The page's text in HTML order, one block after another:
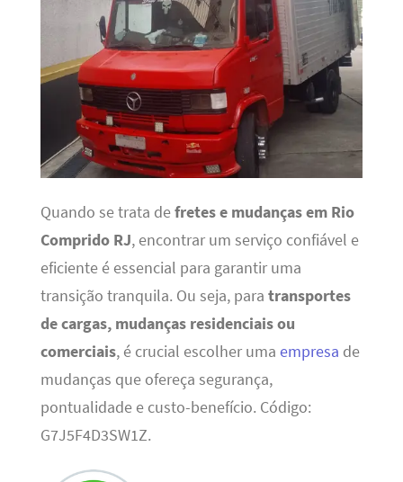
Quando se trata defretes e mudanças em Rio
Comprido RJ, encontrar um serviço confiável e
eficiente é essencial para garantir uma
transição tranquila. Ou seja, para transportes
de cargas, mudanças residenciais ou
comerciais, é crucial escolher uma empresa de
mudanças que ofereça segurança,
pontualidade e custo-benefício. Código:
G7J5F4D3SW1Z.